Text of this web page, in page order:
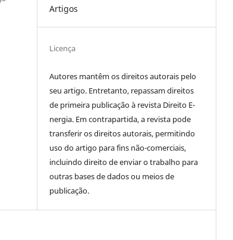
Artigos
Licença
Autores mantêm os direitos autorais pelo
seu artigo. Entretanto, repassam direitos
de primeira publicação à revista Direito E-
nergia. Em contrapartida, a revista pode
transferir os direitos autorais, permitindo
uso do artigo para fins não-comerciais,
incluindo direito de enviar o trabalho para
outras bases de dados ou meios de
publicação.